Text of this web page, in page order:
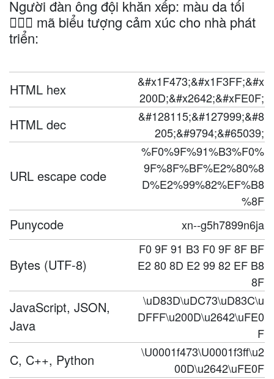
Người đàn ông đội khăn xếp: màu da tối
👳🏿‍♂️ mã biểu tượng cảm xúc cho nhà phát
triển:
HTML hex
&#x1F473;&#x1F3FF;&#x
200D;&#x2642;&#xFE0F;
HTML dec
&#128115;&#127999;&#8
205;&#9794;&#65039;
URL escape code
%F0%9F%91%B3%F0%
9F%8F%BF%E2%80%8
D%E2%99%82%EF%B8
%8F
Punycode xn--g5h7899n6ja
Bytes (UTF-8)
F0 9F 91 B3 F0 9F 8F BF
E2 80 8D E2 99 82 EF B8
8F
JavaScript, JSON,
Java
\uD83D\uDC73\uD83C\u
DFFF\u200D\u2642\uFE0
F
C, C++, Python
\U0001f473\U0001f3ff\u2
00D\u2642\uFE0F